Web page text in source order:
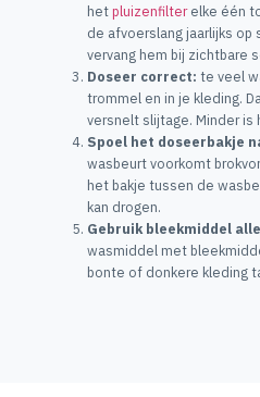
hetpluizenfilterelke één
de afvoerslang jaarlijks
vervang hem bij zichtbare
Doseer correct: te veel
trommel en in je kleding.
versnelt slijtage. Minder is
Spoel het doseerbakje
wasbeurt voorkomt
het bakje tussen de
kan drogen.
Gebruik bleekmiddel
wasmiddel met
bonte of donkere kleding